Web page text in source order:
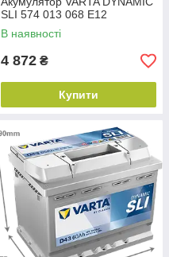
SLI 574 013 068 E12
В наявності
4 872 ₴
Купити